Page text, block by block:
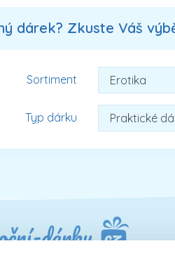
dárek? Zkuste Váš
Sortiment
Typ dárku